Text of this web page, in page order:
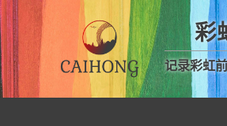
彩
记录彩虹